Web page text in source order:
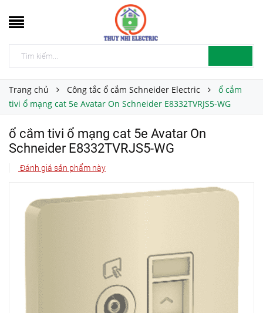
Trang chủ Công tắc ổ cắm Schneider Electric
ổ cắm
tivi ổ mạng cat 5e Avatar On Schneider E8332TVRJS5-WG
ổ cắm tivi ổ mạng cat 5e Avatar On
Schneider E8332TVRJS5-WG
Đánh giá sản phẩm này